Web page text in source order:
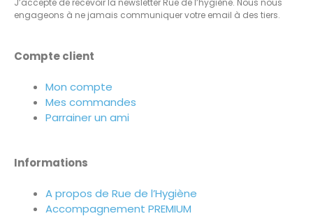
engageons à ne jamais communiquer votre email à des tiers.
Compte client
Mon compte
Mes commandes
Parrainer un ami
Informations
A propos de Rue de l’Hygiène
Accompagnement PREMIUM